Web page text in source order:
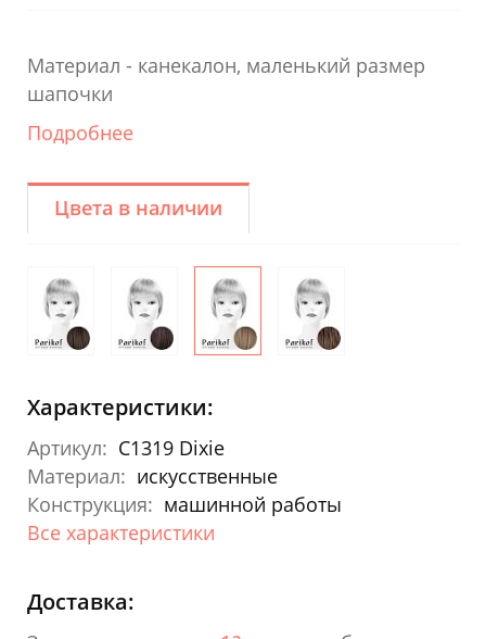
Материал - канекалон, маленький размер
шапочки
Подробнее
Цвета в наличии
Характеристики:
Артикул: C1319 Dixie
Материал: искусственные
Конструкция: машинной работы
Все характеристики
Доставка: